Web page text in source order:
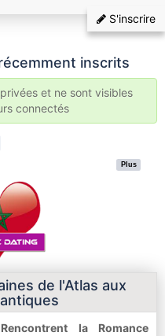
S'inscrire
inscrits
et ne sont visibles
connectés
Plus
de l'Atlas aux
la Romance